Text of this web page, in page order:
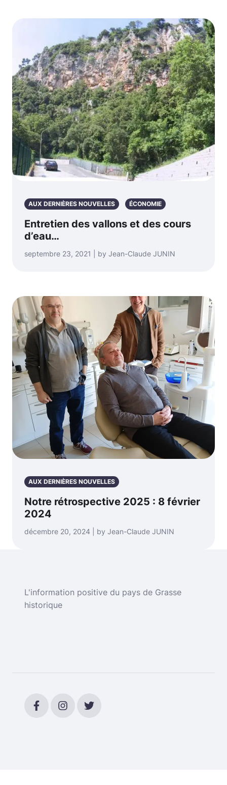
AUX DERNIÈRES NOUVELLES ÉCONOMIE
Entretien des vallons et des cours
d’eau…
septembre 23, 2021 | by Jean-Claude JUNIN
AUX DERNIÈRES NOUVELLES
Notre rétrospective 2025 : 8 février
2024
décembre 20, 2024 | by Jean-Claude JUNIN
L'information positive du pays de Grasse
historique